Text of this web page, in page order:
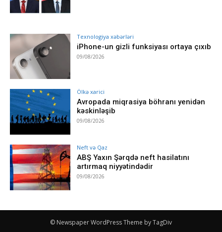
Texnologiya xəbərləri
iPhone-un gizli funksiyası ortaya çıxıb
09/08/2026
Ölkə xarici
Avropada miqrasiya böhranı yenidən
kəskinləşib
09/08/2026
Neft və Qaz
ABŞ Yaxın Şərqdə neft hasilatını
artırmaq niyyətindədir
09/08/2026
© Newspaper WordPress Theme by TagDiv